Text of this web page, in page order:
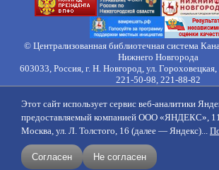
создание сайтов
продвижение
поддержка
© Централизованная библиотечная система
Нижнего Новгорода
603033, Россия, г. Н. Новгород, ул.
221-50-98, 221-88-82
Контакты Противодействие коррупции
идеологии терроризма
Этот сайт использует сервис веб-аналитики
предоставляемый компанией ООО «ЯНДЕКС»,
Москва, ул. Л. Толстого, 16 (далее — Яндекс)...
Согласен Не согласен